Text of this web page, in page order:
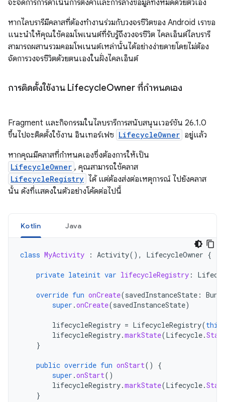
จะจัดการการดำเนินการตั้งค่าและการล้างข้อมูลทั้งหมดด้วยตัวเอง
หากไลบรารีมีคลาสที่ต้องทำงานร่วมกับวงจรชีวิตของ Android เราขอ
แนะนำให้คุณใช้คอมโพเนนต์ที่รับรู้ถึงวงจรชีวิต ไคลเอ็นต์ไลบรารี
สามารถผสานรวมคอมโพเนนต์เหล่านั้นได้อย่างง่ายดายโดยไม่ต้อง
จัดการวงจรชีวิตด้วยตนเองในฝั่งไคลเอ็นต์
การติดตั้งใช้งาน LifecycleOwner ที่กำหนดเอง
Fragment และกิจกรรมในไลบรารีการสนับสนุนเวอร์ชัน 26.1.0
ขึ้นไปจะติดตั้งใช้งาน อินเทอร์เฟซ LifecycleOwner อยู่แล้ว
หากคุณมีคลาสที่กำหนดเองซึ่งต้องการให้เป็น
LifecycleOwner , คุณสามารถใช้คลาส
LifecycleRegistry ได้ แต่ต้องส่งต่อเหตุการณ์ ไปยังคลาส
นั้น ดังที่แสดงในตัวอย่างโค้ดต่อไปนี้
Kotlin Java
class MyActivity : Activity(), LifecycleOwner {
private lateinit var lifecycleRegistry :
override fun onCreate(savedInstanceState :
super .onCreate(savedInstanceState)
lifecycleRegistry = LifecycleRegistry(this
lifecycleRegistry.markState(Lifecycle.
}
public override fun onStart()
{
super .onStart()
lifecycleRegistry.markState(Lifecycle.
}